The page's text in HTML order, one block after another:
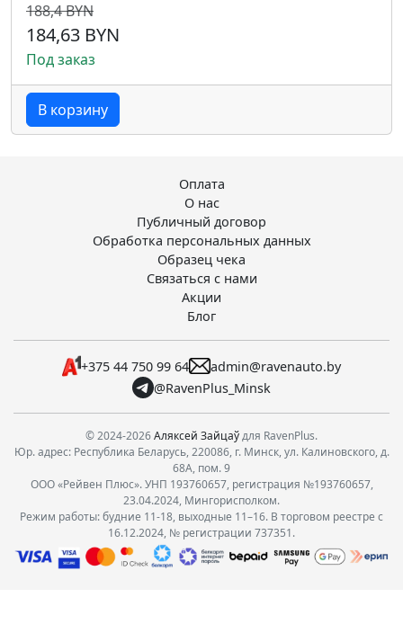
188,4 BYN
184,63 BYN
Под заказ
В корзину
Оплата
О нас
Публичный договор
Обработка персональных данных
Образец чека
Связаться с нами
Акции
Блог
+375 44 750 99 64
admin@ravenauto.by
@RavenPlus_Minsk
© 2024-2026Аляксей Зайцаўдля RavenPlus.
Юр. адрес: Республика Беларусь, 220086, г. Минск, ул. Калиновского, д.
68А, пом. 9
ООО «Рейвен Плюс». УНП 193760657, регистрация №193760657,
23.04.2024, Мингорисполком.
Режим работы: будние 11-18, выходные 11–16. В торговом реестре с
16.12.2024, № регистрации 737351.